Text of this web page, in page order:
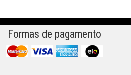
Formas de pagamento